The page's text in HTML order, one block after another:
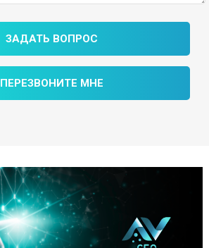
ЗАДАТЬ ВОПРОС
ПЕРЕЗВОНИТЕ МНЕ